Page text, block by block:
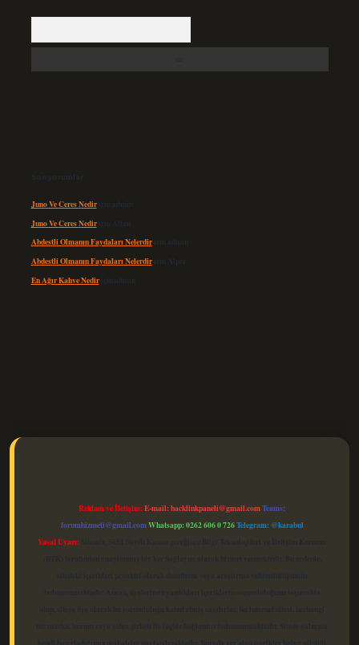
Son yorumlar
Juno Ve Ceres Nediriçin admin
Juno Ve Ceres Nediriçin Altan
Abdestli Olmanın Faydaları Nelerdiriçin admin
Abdestli Olmanın Faydaları Nelerdiriçin Alper
En Ağır Kahve Nediriçin admin
Reklam ve İletişim:E-mail:backlinkpaneli@gmail.comTeams:
forumhizmeti@gmail.comWhatsapp: 0262 606 0 726Telegram: @karabul
Yasal Uyarı: